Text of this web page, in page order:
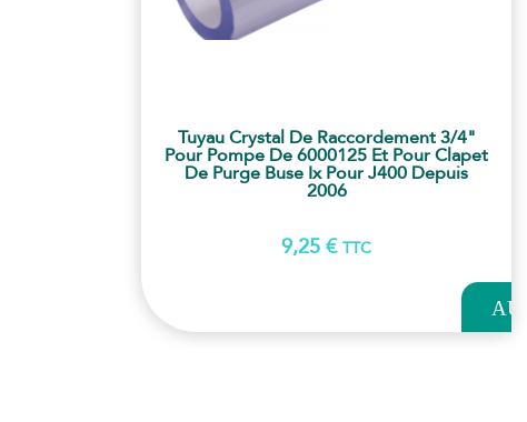
Tuyau Crystal De Raccordement 3/4"
Pour Pompe De 6000125 Et Pour Clapet
De Purge Buse Ix Pour J400 Depuis
2006
9,25€ TTC
AU